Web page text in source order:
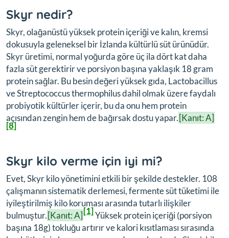
Skyr nedir?
Skyr, olağanüstü yüksek protein içeriği ve kalın, kremsi
dokusuyla geleneksel bir İzlanda kültürlü süt ürünüdür.
Skyr üretimi, normal yoğurda göre üç ila dört kat daha
fazla süt gerektirir ve porsiyon başına yaklaşık 18 gram
protein sağlar. Bu besin değeri yüksek gıda, Lactobacillus
ve Streptococcus thermophilus dahil olmak üzere faydalı
probiyotik kültürler içerir, bu da onu hem protein
açısından zengin hem de bağırsak dostu yapar.[Kanıt: A]
[8]
Skyr kilo verme için iyi mi?
Evet, Skyr kilo yönetimini etkili bir şekilde destekler. 108
çalışmanın sistematik derlemesi, fermente süt tüketimi ile
iyileştirilmiş kilo koruması arasında tutarlı ilişkiler
bulmuştur.[Kanıt: A][1]Yüksek protein içeriği (porsiyon
başına 18g) tokluğu artırır ve kalori kısıtlaması sırasında